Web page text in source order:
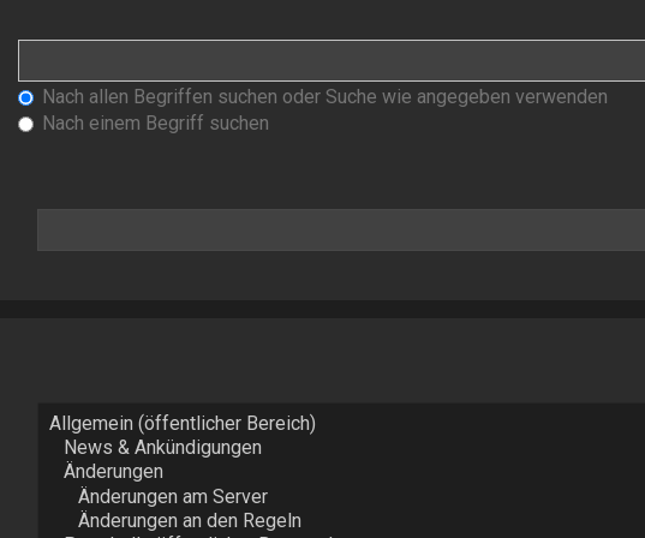
Nach allen Begriffen suchen oder Suche wie angegeben verwenden
Nach einem Begriff suchen